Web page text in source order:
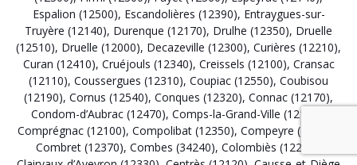
Espalion (12500), Escandolières (12390), Entraygues-sur-
Truyère (12140), Durenque (12170), Drulhe (12350), Druelle
(12510), Druelle (12000), Decazeville (12300), Curières (12210),
Curan (12410), Cruéjouls (12340), Creissels (12100), Cransac
(12110), Coussergues (12310), Coupiac (12550), Coubisou
(12190), Cornus (12540), Conques (12320), Connac (12170),
Condom-d’Aubrac (12470), Comps-la-Grand-Ville (12120)
Comprégnac (12100), Compolibat (12350), Compeyre (12520)
Combret (12370), Combes (34240), Colombiès (12240)